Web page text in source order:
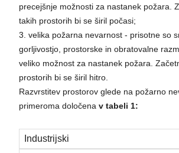
precejšnje možnosti za nastanek požara.
takih prostorih bi se širil počasi;
3. velika požarna nevarnost - prisotne so
gorljivostjo, prostorske in obratovalne
veliko možnost za nastanek požara.
prostorih bi se širil hitro.
Razvrstitev prostorov glede na požarno
primeroma določena v tabeli 1:
Industrijski